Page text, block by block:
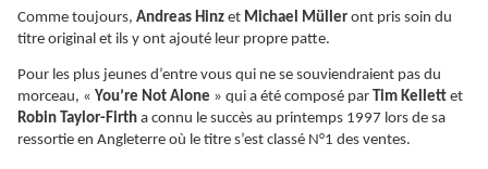
Comme toujours, Andreas Hinz et Michael Müller ont pris soin du
titre original et ils y ont ajouté leur propre patte.
Pour les plus jeunes d’entre vous qui ne se souviendraient pas du
morceau, « You’re Not Alone » qui a été composé par Tim Kellett et
Robin Taylor-Firth a connu le succès au printemps 1997 lors de sa
ressortie en Angleterre où le titre s’est classé N°1 des ventes.